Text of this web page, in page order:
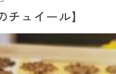
チュイール】